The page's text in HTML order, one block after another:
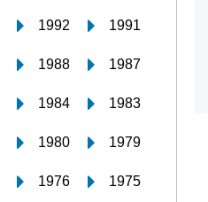
1992 1991
1988 1987
1984 1983
1980 1979
1976 1975